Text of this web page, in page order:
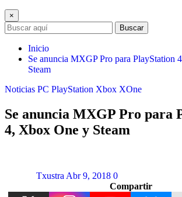
×
Buscar
Inicio
Se anuncia MXGP Pro para PlayStation
Steam
Noticias PC PlayStation Xbox XOne
Se anuncia MXGP Pro para
4, Xbox One y Steam
Txustra Abr 9, 2018 0
Compartir